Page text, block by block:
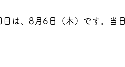
目は、8月6日（木）です。当日